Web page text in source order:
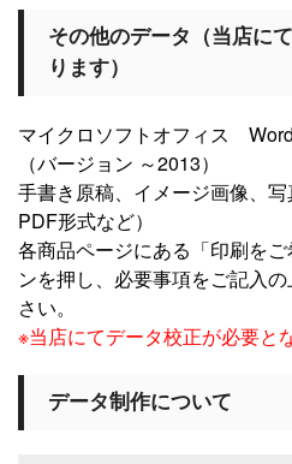
その他のデータ（当店に
ります）
マイクロソフトオフィス
（バージョン ～2013）
手書き原稿、イメージ画像、写
PDF形式など）
各商品ページにある「印刷を
ンを押し、必要事項をご記入
さい。
※当店にてデータ校正が必要と
データ制作について